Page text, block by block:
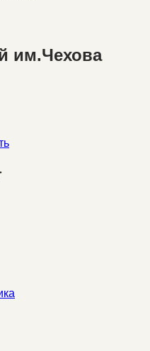
им.Чехова